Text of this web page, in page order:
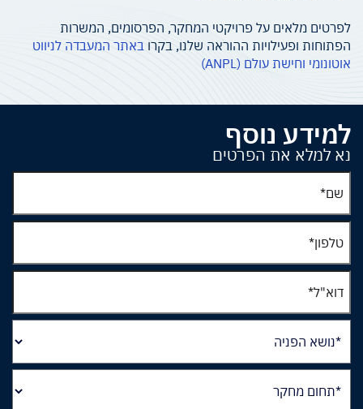
לפרטים מלאים על פרויקטי המחקר, הפרסומים, המשרות
הפתוחות ופעילויות ההוראה שלנו, בקרו באתר המעבדה לניווט
אוטונומי וחישת עולם (ANPL)
למידע נוסף
נא למלא את הפרטים